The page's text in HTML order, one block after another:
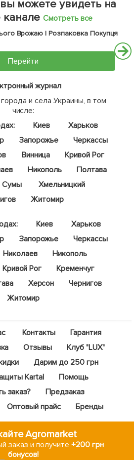
можете увидеть на
Смотреть все
Врожаю | Розпаковка Покупця
Перейти
журнал
и села Украины, в том
числе:
Киев
Харьков
Запорожье
Черкассы
Винница
Кривой Рог
Никополь
Полтава
Сумы
Хмельницкий
Житомир
Киев
Харьков
Запорожье
Черкассы
Николаев
Никополь
Кривой Рог
Кременчуг
Херсон
Чернигов
Житомир
Контакты
Гарантия
Отзывы
Клуб "LUX"
Дарим до 250 грн
Kartal
Помощь
заказ?
Предзаказ
Оптовый прайс Бренды
Agromarket
заказ и получите +200 грн
бонусов!